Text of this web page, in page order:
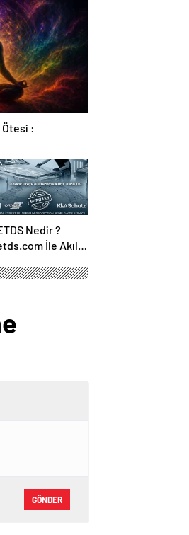
Ötesi :
Nedir ?
İle Akıllı
GÖNDER